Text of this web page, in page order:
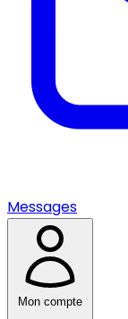
Messages
Mon compte